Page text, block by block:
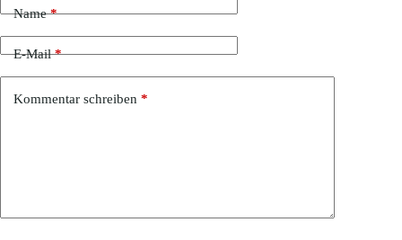
Name*
E-Mail*
Kommentar schreiben *